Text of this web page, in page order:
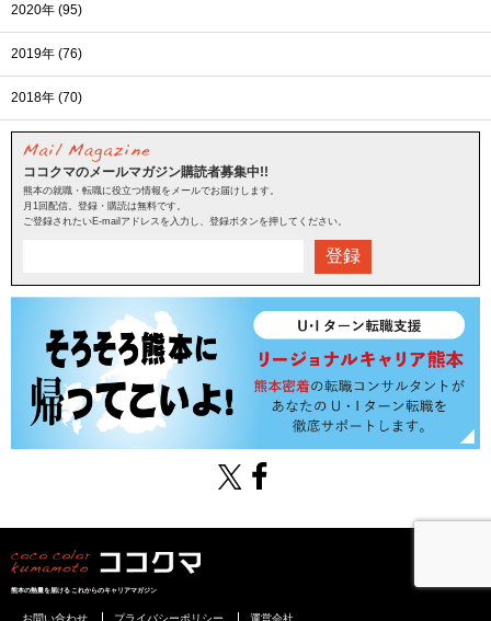
2020年 (95)
2019年 (76)
2018年 (70)
ココクマのメールマガジン購読者募集中!!
熊本の就職・転職に役立つ情報をメールでお届けします。
月1回配信。登録・購読は無料です。
ご登録されたいE-mailアドレスを入力し、登録ボタンを押してください。
登録
熊本の熱量を届けるこれからのキャリアマガジン